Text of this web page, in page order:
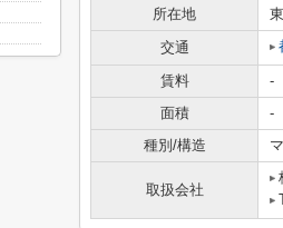
所在地
交通
賃料
-
面積
-
種別/構造
取扱会社